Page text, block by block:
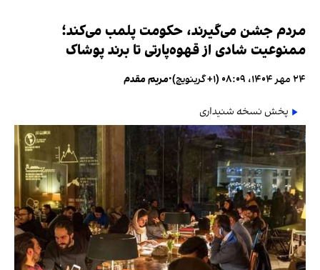
مردم جشن می‌گیرند، حکومت پلمب می‌کند؛
ممنوعیت شادی از قهوه‌پارتی تا برند پوشاک
۲۴ مهر ۱۴۰۴، ۰۸:۰۹ (‎+۱ گرینویچ) •مریم مقدم
پخش نسخه شنیداری